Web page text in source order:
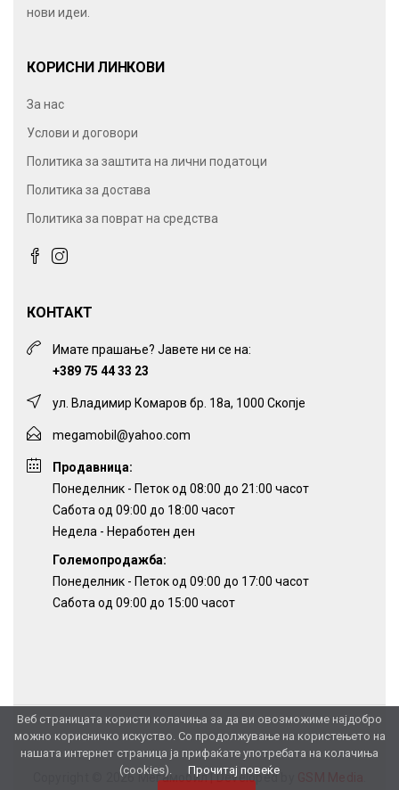
Веб страницата користи колачиња за да ви овозможиме најдобро
можно корисничко искуство. Со продолжување на користењето на
нашата интернет страница ја прифаќате употребата на колачиња
(cookies).
Прочитај повеќе
нови идеи.
КОРИСНИ ЛИНКОВИ
За нас
Услови и договори
Политика за заштита на лични податоци
Политика за достава
Политика за поврат на средства
КОНТАКТ
Имате прашање? Јавете ни се на:
+389 75 44 33 23
ул. Владимир Комаров бр. 18а, 1000 Скопје
megamobil@yahoo.com
Продавница:
Понеделник - Петок од 08:00 до 21:00 часот
Сабота од 09:00 до 18:00 часот
Недела - Неработен ден
Големопродажба:
Понеделник - Петок од 09:00 до 17:00 часот
Сабота од 09:00 до 15:00 часот
Copyright © 2026 Мегамобил |Developed by